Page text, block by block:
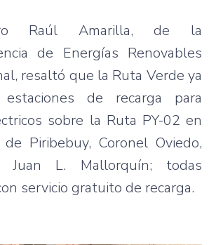
Raúl Amarilla, de la
de Energías Renovables
resaltó que la Ruta Verde ya
de recarga para
sobre la Ruta PY-02 en
Piribebuy, Coronel Oviedo,
Juan L. Mallorquín; todas
servicio gratuito de recarga.